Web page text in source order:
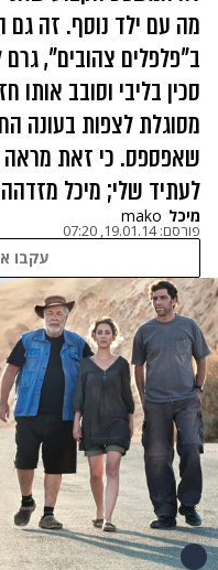
מה עם ילד נוסף. זה
ב"פלפלים צהובים", גרם
סכין בליבי וסובב
מסוגלת לצפות בעונה
שאפספס. כי זאת מראה
לעתיד שלי; מיכל מזדהה
מיכל mako
פורסם:19.01.14, 07:20
עקבו